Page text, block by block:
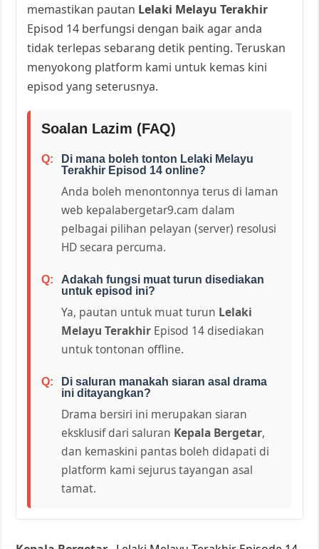
memastikan pautan Lelaki Melayu Terakhir
Episod 14 berfungsi dengan baik agar anda
tidak terlepas sebarang detik penting. Teruskan
menyokong platform kami untuk kemas kini
episod yang seterusnya.
Soalan Lazim (FAQ)
Di mana boleh tonton Lelaki Melayu
Terakhir Episod 14 online?
Anda boleh menontonnya terus di laman
web kepalabergetar9.cam dalam
pelbagai pilihan pelayan (server) resolusi
HD secara percuma.
Adakah fungsi muat turun disediakan
untuk episod ini?
Ya, pautan untuk muat turun Lelaki
Melayu Terakhir Episod 14 disediakan
untuk tontonan offline.
Di saluran manakah siaran asal drama
ini ditayangkan?
Drama bersiri ini merupakan siaran
eksklusif dari saluran Kepala Bergetar,
dan kemaskini pantas boleh didapati di
platform kami sejurus tayangan asal
tamat.